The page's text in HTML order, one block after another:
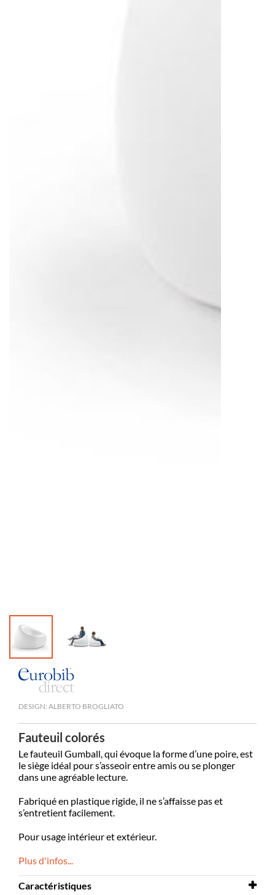
DESIGN: ALBERTO BROGLIATO
Fauteuil colorés
Le fauteuil Gumball, qui évoque la forme d’une poire, est
le siège idéal pour s’asseoir entre amis ou se plonger
dans une agréable lecture.
Fabriqué en plastique rigide, il ne s’affaisse pas et
s’entretient facilement.
Pour usage intérieur et extérieur.
Plus d'infos...
Caractéristiques